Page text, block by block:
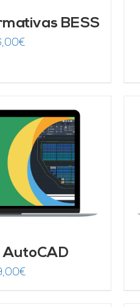
BESS
€
AutoCAD
€
DETALLES